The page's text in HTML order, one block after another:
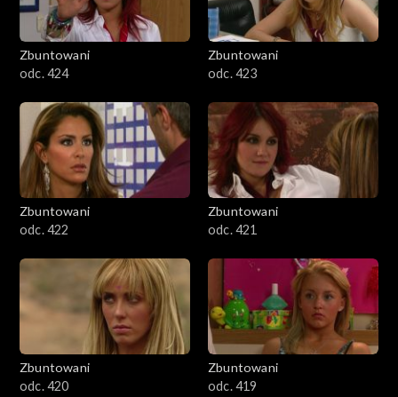
Zbuntowani
odc. 424
Zbuntowani
odc. 423
Zbuntowani
odc. 422
Zbuntowani
odc. 421
Zbuntowani
odc. 420
Zbuntowani
odc. 419